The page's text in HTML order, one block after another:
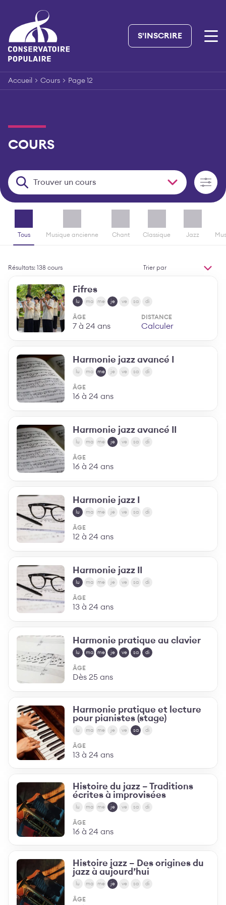
content
S'INSCRIRE
Accueil > Cours > Page 12
COURS
Trouver un cours
Tous Musique ancienne Chant Classique Jazz
Résultats: 138 cours
Trier
Fifres
lu ma me je ve sa di
ÂGE
7 à 24 ans
DISTANCE
Calculer
Harmonie jazz avancé I
lu ma me je ve sa di
ÂGE
16 à 24 ans
Harmonie jazz avancé II
lu ma me je ve sa di
ÂGE
16 à 24 ans
Harmonie jazz I
lu ma me je ve sa di
ÂGE
12 à 24 ans
Harmonie jazz II
lu ma me je ve sa di
ÂGE
13 à 24 ans
Harmonie pratique au clavier
lu ma me je ve sa di
ÂGE
Dès 25 ans
Harmonie pratique et lecture
pour pianistes (stage)
lu ma me je ve sa di
ÂGE
13 à 24 ans
Histoire du jazz – Traditions
écrites à improvisées
lu ma me je ve sa di
ÂGE
16 à 24 ans
Histoire jazz – Des origines du
jazz à aujourd’hui
lu ma me je ve sa di
ÂGE